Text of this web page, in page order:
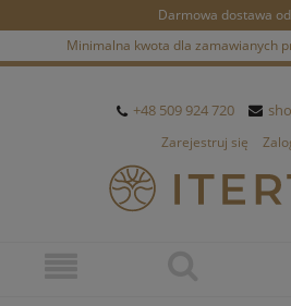
Darmowa dostawa od
Minimalna kwota dla zamawianych
+48 509 924 720
Zarejestruj się